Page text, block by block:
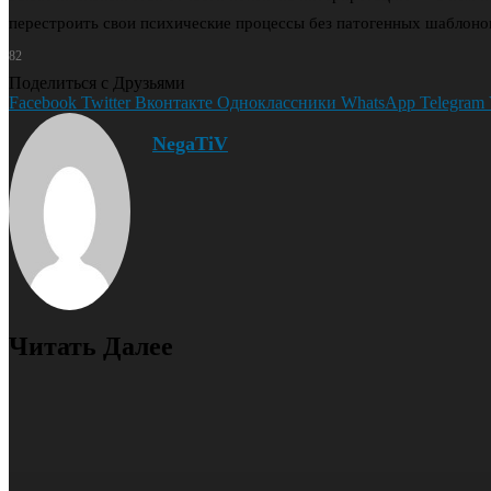
перестроить свои психические процессы без патогенных
82
Поделиться с Друзьями
Facebook Twitter Вконтакте Одноклассники WhatsApp Telegram
NegaTiV
Читать Далее